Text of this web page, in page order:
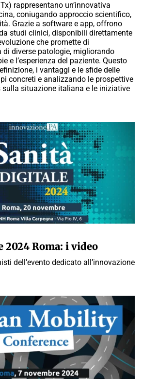
rappresentano un’innovativa
coniugando approccio scientifico,
Grazie a software e app, offrono
studi clinici, disponibili direttamente
che promette di
di diverse patologie, migliorando
e l’esperienza del paziente. Questo
i vantaggi e le sfide delle
concreti e analizzando le prospettive
situazione italiana e le iniziative
2024 Roma: i video
dell’evento dedicato all’innovazione